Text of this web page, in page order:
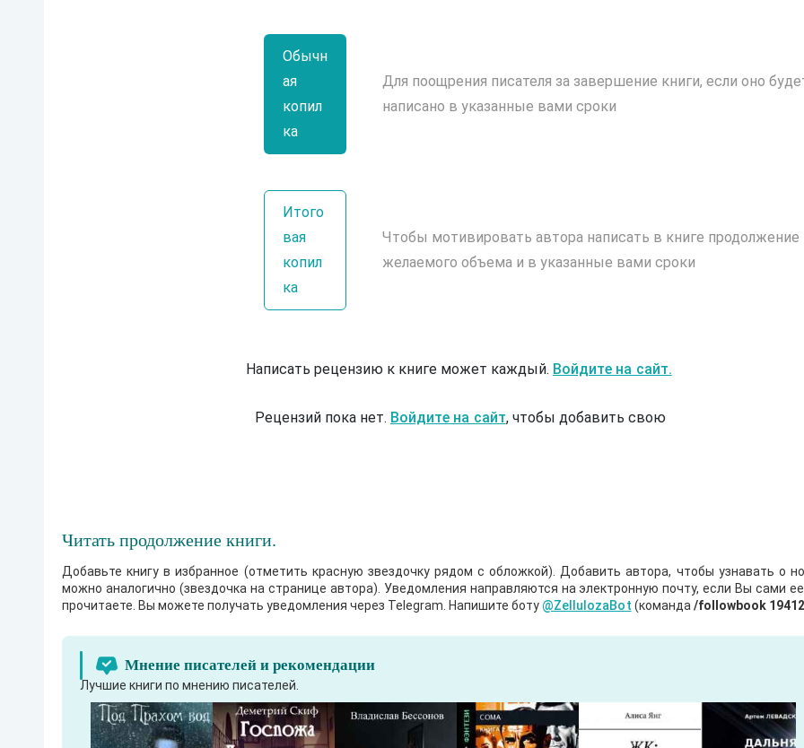
Обычн
ая
копил
ка
Для поощрения писателя за завершение книги, если оно
написано в указанные вами сроки
Итого
вая
копил
ка
Чтобы мотивировать автора написать в книге продолжение
желаемого объема и в указанные вами сроки
Написать рецензию к книге может каждый. Войдите на сайт.
Рецензий пока нет. Войдите на сайт, чтобы добавить свою
Читать продолжение книги.
Добавьте книгу в избранное (отметить красную звездочку рядом с обложкой). Добавить автора, чтобы узнавать о
можно аналогично (звездочка на странице автора). Уведомления направляются на электронную почту, если Вы сами
прочитаете. Вы можете получать уведомления через Telegram. Напишите боту @ZellulozaBot (команда /followbook 19412
Мнение писателей и рекомендации
Лучшие книги по мнению писателей.